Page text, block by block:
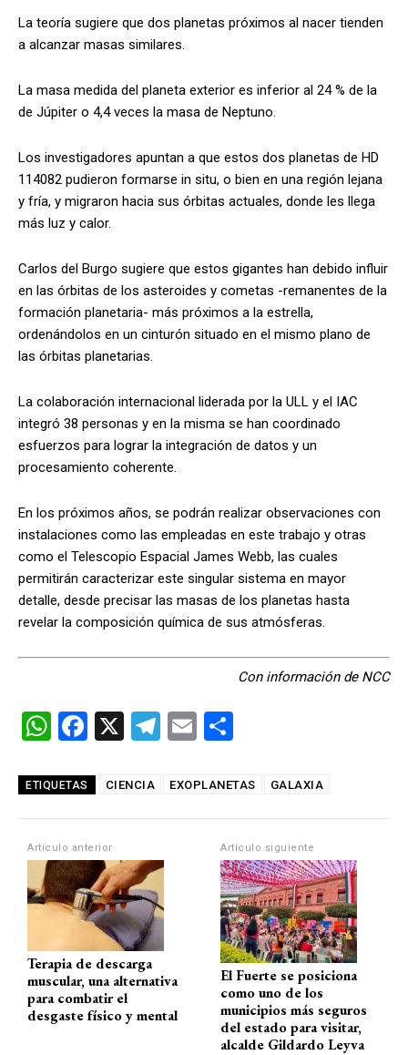
La teoría sugiere que dos planetas próximos al nacer tienden
a alcanzar masas similares.
La masa medida del planeta exterior es inferior al 24 % de la
de Júpiter o 4,4 veces la masa de Neptuno.
Los investigadores apuntan a que estos dos planetas de HD
114082 pudieron formarse in situ, o bien en una región lejana
y fría, y migraron hacia sus órbitas actuales, donde les llega
más luz y calor.
Carlos del Burgo sugiere que estos gigantes han debido influir
en las órbitas de los asteroides y cometas -remanentes de la
formación planetaria- más próximos a la estrella,
ordenándolos en un cinturón situado en el mismo plano de
las órbitas planetarias.
La colaboración internacional liderada por la ULL y el IAC
integró 38 personas y en la misma se han coordinado
esfuerzos para lograr la integración de datos y un
procesamiento coherente.
En los próximos años, se podrán realizar observaciones con
instalaciones como las empleadas en este trabajo y otras
como el Telescopio Espacial James Webb, las cuales
permitirán caracterizar este singular sistema en mayor
detalle, desde precisar las masas de los planetas hasta
revelar la composición química de sus atmósferas.
Con información de NCC
W
at
A
p
p
F
ce
o
o
k
X
T
e
m
E
ail m
ar
tir
ETIQUETAS CIENCIA EXOPLANETAS GALAXIA
Artículo anterior
Terapia de descarga
muscular, una alternativa
para combatir el
desgaste físico y mental
Artículo siguiente
El Fuerte se posiciona
como uno de los
municipios más seguros
del estado para visitar,
alcalde Gildardo Leyva